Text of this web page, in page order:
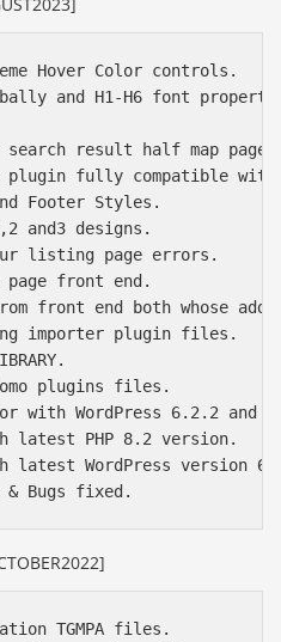
Hover Color controls.
and H1-H6 font
search result half map
plugin fully compatible with
Footer Styles.
and3 designs.
listing page errors.
page front end.
front end both whose
importer plugin files.
plugins files.
with WordPress 6.2.2 and
latest PHP 8.2 version.
latest WordPress version
TGMPA files.